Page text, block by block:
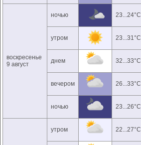
воскресенье
9 август
ночью 23...24°C
утром 23...31°C
днем 32...33°C
вечером 26...33°C
ночью 23...26°C
утром 22...27°C